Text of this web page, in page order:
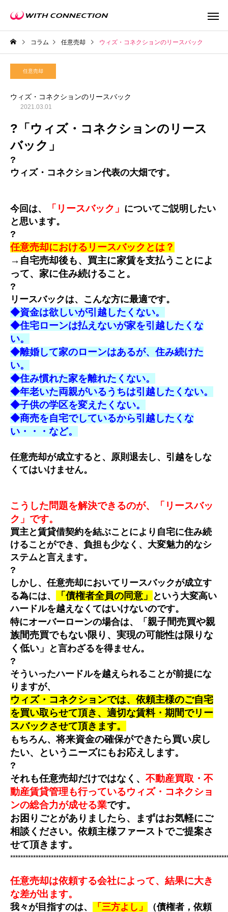
ウィズの利益還元
コラム 任意売却 ウィズ・コネクションのリースバック
任意売却
ウィズ・コネクションのリースバック
2021.03.01
?「ウィズ・コネクションのリース
バック」
?
ウィズ・コネクション代表の大畑です。
今回は、 「リースバック」 についてご説明したい
と思います。
?
任意売却におけるリースバックとは？
→自宅売却後も、買主に家賃を支払うことによ
って、家に住み続けること。
?
リースバックは、こんな方に最適です。
◆資金は欲しいが引越したくない。
◆住宅ローンは払えないが家を引越したくな
い。
◆離婚して家のローンはあるが、住み続けた
い。
◆住み慣れた家を離れたくない。
◆年老いた両親がいるうちは引越したくない。
◆子供の学区を変えたくない。
◆商売を自宅でしているから引越したくな
い・・・など。
任意売却が成立すると、原則退去し、引越をしな
くてはいけません。
こうした問題を解決できるのが、「リースバッ
ク」です。
買主と賃貸借契約を結ぶことにより自宅に住み続
けることができ、負担も少なく、大変魅力的なシ
ステムと言えます。
?
しかし、任意売却においてリースバックが成立す
る為には、
「債権者全員の同意」
という大変高い
ハードルを越えなくてはいけないのです。
特にオーバーローンの場合は、「 親子間売買や親
族間売買でもない限り、実現の可能性は限りな
く低い」
と言わざるを得ません。
?
そういったハードルを越えられることが前提にな
りますが、
ウィズ・コネクションでは、依頼主様のご自宅
を買い取らせて頂き、適切な賃料・期間でリー
スバックさせて頂きます。
もちろん、将来資金の確保ができたら買い戻し
たい、というニーズにもお応えします。
?
それも任意売却だけではなく、 不動産買取・不
動産賃貸管理も行っているウィズ・コネクショ
ンの総合力が成せる業です。
お困りごとがありましたら、まずはお気軽にご
相談ください。依頼主様ファーストでご提案さ
せて頂きます。
任意売却は依頼する会社によって、結果に大き
な差が出ます。
我々が目指すのは、 「三方よし」 （債権者，依頼